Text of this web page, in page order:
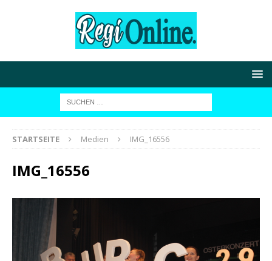
STARTSEITE Medien IMG_16556
IMG_16556